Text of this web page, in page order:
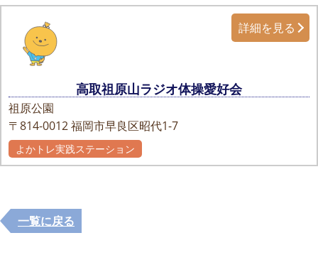
高取祖原山ラジオ体操愛好会
祖原公園
〒814-0012福岡市早良区昭代1-7
詳細を見る
よかトレ実践ステーション
一覧に戻る